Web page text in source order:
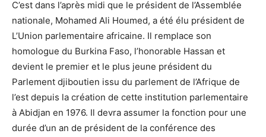
C’est dans l’après midi que le président de l’Assemblée
nationale, Mohamed Ali Houmed, a été élu président de
L’Union parlementaire africaine. Il remplace son
homologue du Burkina Faso, l’honorable Hassan et
devient le premier et le plus jeune président du
Parlement djiboutien issu du parlement de l’Afrique de
l’est depuis la création de cette institution parlementaire
à Abidjan en 1976. Il devra assumer la fonction pour une
durée d’un an de président de la conférence des